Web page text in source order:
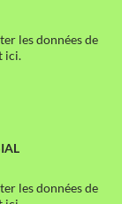
les données de
ici.
les données de